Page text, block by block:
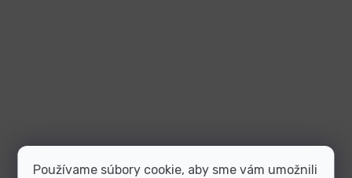
Používame súbory cookie, aby sme vám umožnili